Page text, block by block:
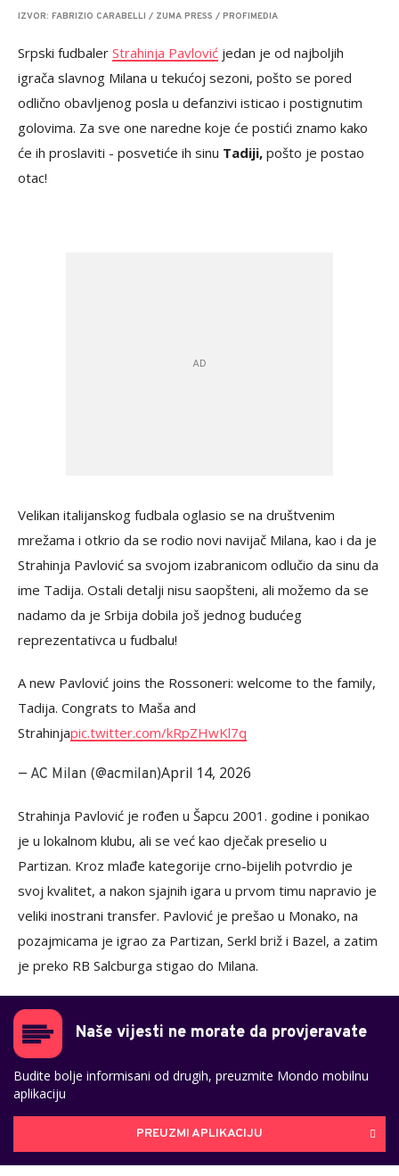
IZVOR: FABRIZIO CARABELLI / ZUMA PRESS / PROFIMEDIA
Srpski fudbaler Strahinja Pavlović jedan je od najboljih
igrača slavnog Milana u tekućoj sezoni, pošto se pored
odlično obavljenog posla u defanzivi isticao i postignutim
golovima. Za sve one naredne koje će postići znamo kako
će ih proslaviti - posvetiće ih sinu Tadiji, pošto je postao
otac!
Velikan italijanskog fudbala oglasio se na društvenim
mrežama i otkrio da se rodio novi navijač Milana, kao i da je
Strahinja Pavlović sa svojom izabranicom odlučio da sinu da
ime Tadija. Ostali detalji nisu saopšteni, ali možemo da se
nadamo da je Srbija dobila još jednog budućeg
reprezentativca u fudbalu!
A new Pavlović joins the Rossoneri: welcome to the family,
Tadija. Congrats to Maša and
Strahinjapic.twitter.com/kRpZHwKl7q
— AC Milan (@acmilan)April 14, 2026
Strahinja Pavlović je rođen u Šapcu 2001. godine i ponikao
je u lokalnom klubu, ali se već kao dječak preselio u
Partizan. Kroz mlađe kategorije crno-bijelih potvrdio je
svoj kvalitet, a nakon sjajnih igara u prvom timu napravio je
veliki inostrani transfer. Pavlović je prešao u Monako, na
pozajmicama je igrao za Partizan, Serkl briž i Bazel, a zatim
je preko RB Salcburga stigao do Milana.
Naše vijesti ne morate da provjeravate
Budite bolje informisani od drugih, preuzmite Mondo mobilnu
aplikaciju
PREUZMI APLIKACIJU